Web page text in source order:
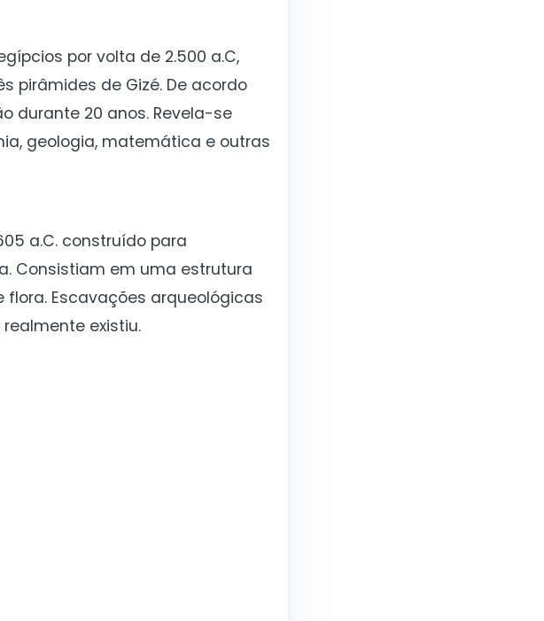
por volta de 2.500 a.C,
pirâmides de Gizé. De acordo
durante 20 anos. Revela-se
geologia, matemática e outras
a.C. construído para
Consistiam em uma estrutura
Escavações arqueológicas
existiu.